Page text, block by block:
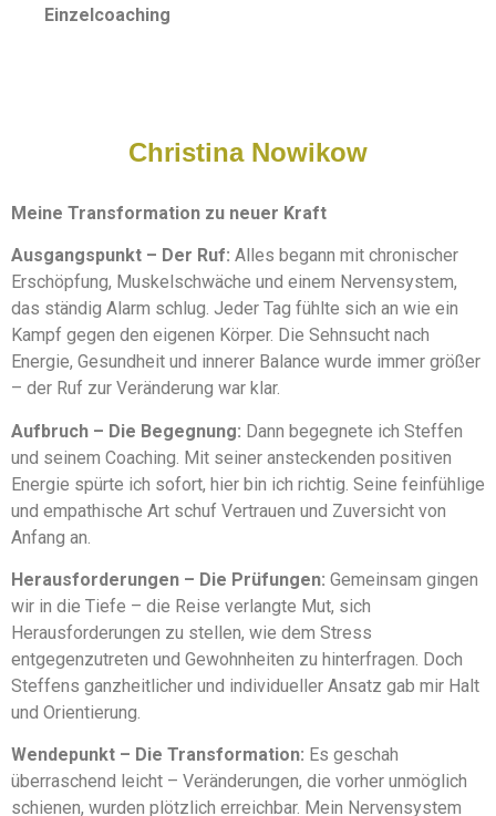
Einzelcoaching
Christina Nowikow
Meine Transformation zu neuer Kraft
Ausgangspunkt – Der Ruf: Alles begann mit chronischer
Erschöpfung, Muskelschwäche und einem Nervensystem,
das ständig Alarm schlug. Jeder Tag fühlte sich an wie ein
Kampf gegen den eigenen Körper. Die Sehnsucht nach
Energie, Gesundheit und innerer Balance wurde immer größer
– der Ruf zur Veränderung war klar.
Aufbruch – Die Begegnung: Dann begegnete ich Steffen
und seinem Coaching. Mit seiner ansteckenden positiven
Energie spürte ich sofort, hier bin ich richtig. Seine feinfühlige
und empathische Art schuf Vertrauen und Zuversicht von
Anfang an.
Herausforderungen – Die Prüfungen: Gemeinsam gingen
wir in die Tiefe – die Reise verlangte Mut, sich
Herausforderungen zu stellen, wie dem Stress
entgegenzutreten und Gewohnheiten zu hinterfragen. Doch
Steffens ganzheitlicher und individueller Ansatz gab mir Halt
und Orientierung.
Wendepunkt – Die Transformation: Es geschah
überraschend leicht – Veränderungen, die vorher unmöglich
schienen, wurden plötzlich erreichbar. Mein Nervensystem